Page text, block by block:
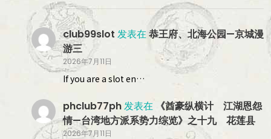
club99slot 发表在恭王府、北海公园—京城漫
游三
2026年7月11日
If you are a slot en…
phclub77ph发表在
《酋豪纵横计 江湖恩怨
情—台湾地方派系势力综览》之十九 花莲县
2026年7月11日